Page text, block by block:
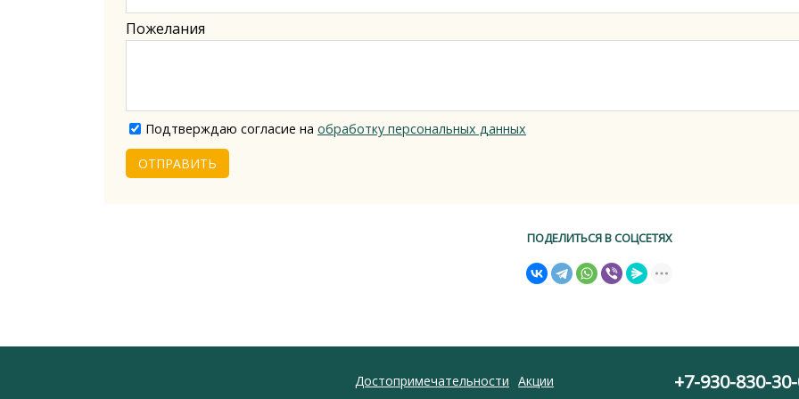
Пожелания
Подтверждаю согласие на обработку персональных данных
ОТПРАВИТЬ
ПОДЕЛИТЬСЯ В СОЦСЕТЯХ
Достопримечательности Акции
+7-930-830-